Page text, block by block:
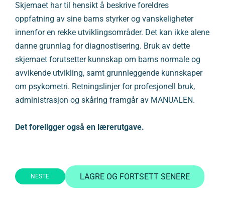
Skjemaet har til hensikt å beskrive foreldres
oppfatning av sine barns styrker og vanskeligheter
innenfor en rekke utviklingsområder. Det kan ikke alene
danne grunnlag for diagnostisering. Bruk av dette
skjemaet forutsetter kunnskap om barns normale og
avvikende utvikling, samt grunnleggende kunnskaper
om psykometri. Retningslinjer for profesjonell bruk,
administrasjon og skåring framgår av MANUALEN.
Det foreligger også en lærerutgave.
LAGRE OG FORTSETT SENERE